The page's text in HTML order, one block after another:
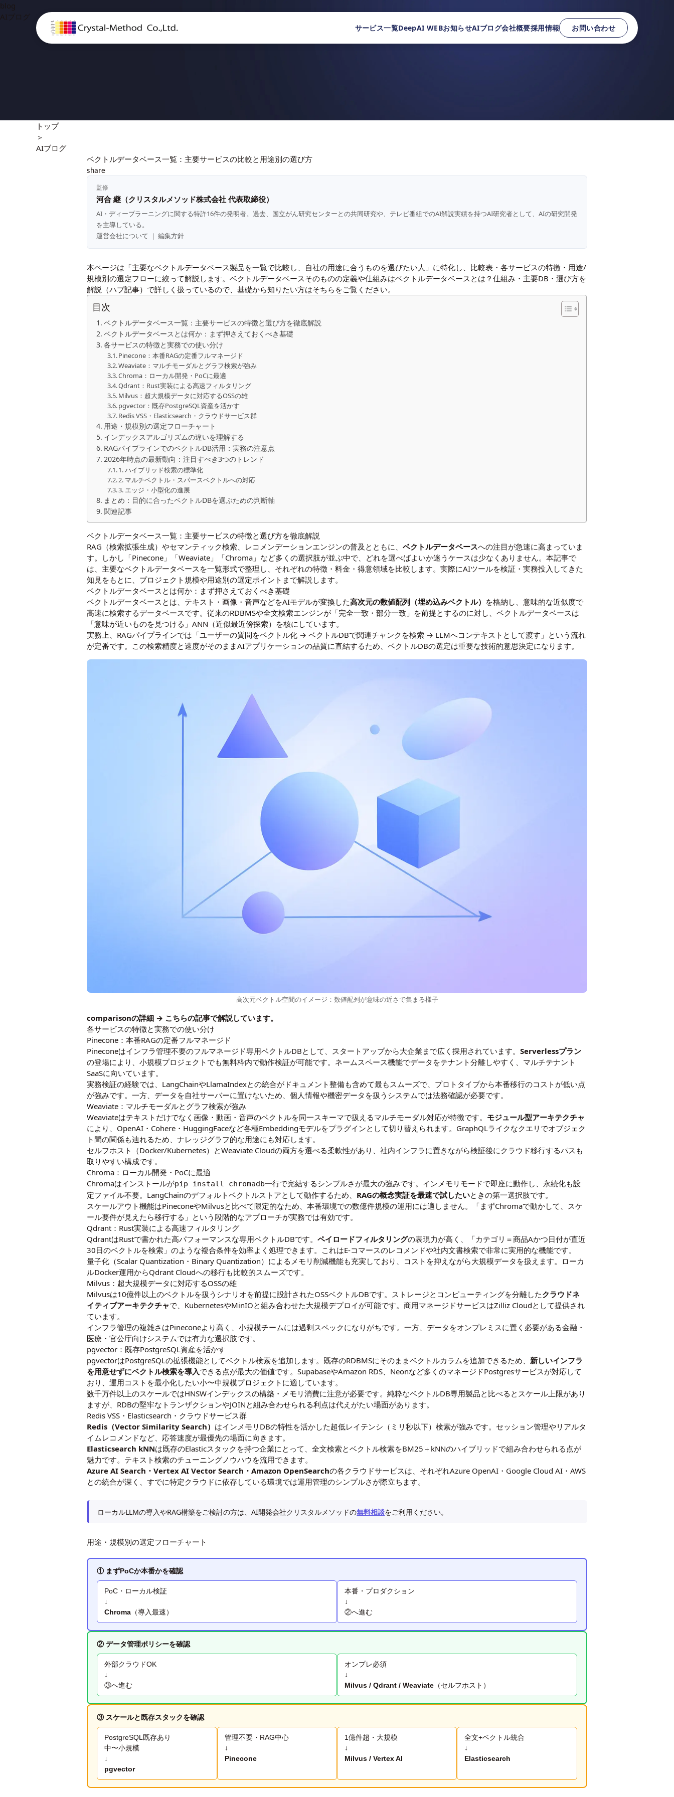
サービス一覧DeepAI WEBお知らせAIブログ会社概要採用情報 お問い合わせ
blog
AIブログ
トップ
＞
AIブログ
ベクトルデータベース一覧：主要サービスの比較と用途別の選び方
share
監修
河合 継（クリスタルメソッド株式会社 代表取締役）
AI・ディープラーニングに関する特許16件の発明者。過去、国立がん研究センターとの共同研究や、テレビ番組でのAI解説実績を持つAI研究者として、AIの研究開発
を主導している。
運営会社について ｜編集方針
本ページは「主要なベクトルデータベース製品を一覧で比較し、自社の用途に合うものを選びたい人」に特化し、比較表・各サービスの特徴・用途/
規模別の選定フローに絞って解説します。ベクトルデータベースそのものの定義や仕組みはベクトルデータベースとは？仕組み・主要DB・選び方を
解説 （ハブ記事）で詳しく扱っているので、基礎から知りたい方はそちらをご覧ください。
目次
ベクトルデータベース一覧：主要サービスの特徴と選び方を徹底解説
ベクトルデータベースとは何か：まず押さえておくべき基礎
各サービスの特徴と実務での使い分け
Pinecone：本番RAGの定番フルマネージド
Weaviate：マルチモーダルとグラフ検索が強み
Chroma：ローカル開発・PoCに最適
Qdrant：Rust実装による高速フィルタリング
Milvus：超大規模データに対応するOSSの雄
pgvector：既存PostgreSQL資産を活かす
Redis VSS・Elasticsearch・クラウドサービス群
用途・規模別の選定フローチャート
インデックスアルゴリズムの違いを理解する
RAGパイプラインでのベクトルDB活用：実務の注意点
2026年時点の最新動向：注目すべき3つのトレンド
1. ハイブリッド検索の標準化
2. マルチベクトル・スパースベクトルへの対応
3. エッジ・小型化の進展
まとめ：目的に合ったベクトルDBを選ぶための判断軸
関連記事
ベクトルデータベース一覧：主要サービスの特徴と選び方を徹底解説
RAG（検索拡張生成）やセマンティック検索、レコメンデーションエンジンの普及とともに、ベクトルデータベースへの注目が急速に高まっていま
す。しかし「Pinecone」「Weaviate」「Chroma」など多くの選択肢が並ぶ中で、どれを選べばよいか迷うケースは少なくありません。本記事で
は、主要なベクトルデータベースを一覧形式で整理し、それぞれの特徴・料金・得意領域を比較します。実際にAIツールを検証・実務投入してきた
知見をもとに、プロジェクト規模や用途別の選定ポイントまで解説します。
ベクトルデータベースとは何か：まず押さえておくべき基礎
ベクトルデータベースとは、テキスト・画像・音声などをAIモデルが変換した高次元の数値配列（埋め込みベクトル） を格納し、意味的な近似度で
高速に検索するデータベースです。従来のRDBMSや全文検索エンジンが「完全一致・部分一致」を前提とするのに対し、ベクトルデータベースは
「意味が近いものを見つける」ANN（近似最近傍探索）を核にしています。
実務上、RAGパイプラインでは「ユーザーの質問をベクトル化 → ベクトルDBで関連チャンクを検索 → LLMへコンテキストとして渡す」という流れ
が定番です。この検索精度と速度がそのままAIアプリケーションの品質に直結するため、ベクトルDBの選定は重要な技術的意思決定になります。
高次元ベクトル空間のイメージ：数値配列が意味の近さで集まる様子
comparisonの詳細 → こちらの記事で解説しています。
各サービスの特徴と実務での使い分け
Pinecone：本番RAGの定番フルマネージド
Pineconeはインフラ管理不要のフルマネージド専用ベクトルDBとして、スタートアップから大企業まで広く採用されています。Serverlessプラン
の登場により、小規模プロジェクトでも無料枠内で動作検証が可能です。ネームスペース機能でデータをテナント分離しやすく、マルチテナント
SaaSに向いています。
実務検証の経験では、LangChainやLlamaIndexとの統合がドキュメント整備も含めて最もスムーズで、プロトタイプから本番移行のコストが低い点
が強みです。一方、データを自社サーバーに置けないため、個人情報や機密データを扱うシステムでは法務確認が必要です。
Weaviate：マルチモーダルとグラフ検索が強み
Weaviateはテキストだけでなく画像・動画・音声のベクトルを同一スキーマで扱えるマルチモーダル対応が特徴です。 モジュール型アーキテクチャ
により、OpenAI・Cohere・HuggingFaceなど各種Embeddingモデルをプラグインとして切り替えられます。GraphQLライクなクエリでオブジェク
ト間の関係も辿れるため、ナレッジグラフ的な用途にも対応します。
セルフホスト（Docker/Kubernetes）とWeaviate Cloudの両方を選べる柔軟性があり、社内インフラに置きながら検証後にクラウド移行するパスも
取りやすい構成です。
Chroma：ローカル開発・PoCに最適
Chromaはインストールがpip install chromadb一行で完結するシンプルさが最大の強みです。インメモリモードで即座に動作し、永続化も設
定ファイル不要。LangChainのデフォルトベクトルストアとして動作するため、 RAGの概念実証を最速で試したいときの第一選択肢です。
スケールアウト機能はPineconeやMilvusと比べて限定的なため、本番環境での数億件規模の運用には適しません。「まずChromaで動かして、スケ
ール要件が見えたら移行する」という段階的なアプローチが実務では有効です。
Qdrant：Rust実装による高速フィルタリング
QdrantはRustで書かれた高パフォーマンスな専用ベクトルDBです。ペイロードフィルタリングの表現力が高く、「カテゴリ＝商品Aかつ日付が直近
30日のベクトルを検索」のような複合条件を効率よく処理できます。これはE-コマースのレコメンドや社内文書検索で非常に実用的な機能です。
量子化（Scalar Quantization・Binary Quantization）によるメモリ削減機能も充実しており、コストを抑えながら大規模データを扱えます。ローカ
ルDocker運用からQdrant Cloudへの移行も比較的スムーズです。
Milvus：超大規模データに対応するOSSの雄
Milvusは10億件以上のベクトルを扱うシナリオを前提に設計されたOSSベクトルDBです。ストレージとコンピューティングを分離したクラウドネ
イティブアーキテクチャで、KubernetesやMinIOと組み合わせた大規模デプロイが可能です。商用マネージドサービスはZilliz Cloudとして提供され
ています。
インフラ管理の複雑さはPineconeより高く、小規模チームには過剰スペックになりがちです。一方、データをオンプレミスに置く必要がある金融・
医療・官公庁向けシステムでは有力な選択肢です。
pgvector：既存PostgreSQL資産を活かす
pgvectorはPostgreSQLの拡張機能としてベクトル検索を追加します。既存のRDBMSにそのままベクトルカラムを追加できるため、新しいインフラ
を用意せずにベクトル検索を導入できる点が最大の価値です。SupabaseやAmazon RDS、Neonなど多くのマネージドPostgresサービスが対応して
おり、運用コストを最小化したい小〜中規模プロジェクトに適しています。
数千万件以上のスケールではHNSWインデックスの構築・メモリ消費に注意が必要です。純粋なベクトルDB専用製品と比べるとスケール上限があり
ますが、RDBの堅牢なトランザクションやJOINと組み合わせられる利点は代えがたい場面があります。
Redis VSS・Elasticsearch・クラウドサービス群
Redis（Vector Similarity Search） はインメモリDBの特性を活かした超低レイテンシ（ミリ秒以下）検索が強みです。セッション管理やリアルタ
イムレコメンドなど、応答速度が最優先の場面に向きます。
Elasticsearch kNNは既存のElasticスタックを持つ企業にとって、全文検索とベクトル検索をBM25＋kNNのハイブリッドで組み合わせられる点が
魅力です。テキスト検索のチューニングノウハウを流用できます。
Azure AI Search・Vertex AI Vector Search・Amazon OpenSearchの各クラウドサービスは、それぞれAzure OpenAI・Google Cloud AI・AWS
との統合が深く、すでに特定クラウドに依存している環境では運用管理のシンプルさが際立ちます。
ローカルLLMの導入やRAG構築をご検討の方は、AI開発会社クリスタルメソッドの無料相談をご利用ください。
用途・規模別の選定フローチャート
① まずPoCか本番かを確認
PoC・ローカル検証
↓
Chroma （導入最速）
本番・プロダクション
↓
②へ進む
② データ管理ポリシーを確認
外部クラウドOK
↓
③へ進む
オンプレ必須
↓
Milvus / Qdrant / Weaviate （セルフホスト）
③ スケールと既存スタックを確認
PostgreSQL既存あり
中〜小規模
↓
pgvector
管理不要・RAG中心
↓
Pinecone
1億件超・大規模
↓
Milvus / Vertex AI
全文+ベクトル統合
↓
Elasticsearch